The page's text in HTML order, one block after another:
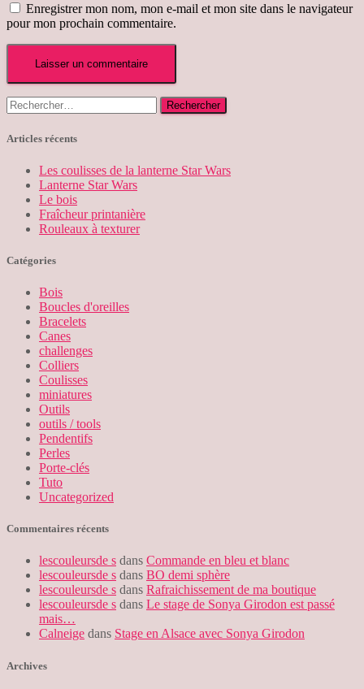
Enregistrer mon nom, mon e-mail et mon site dans le navigateur
pour mon prochain commentaire.
Rechercher :
Articles récents
Les coulisses de la lanterne Star Wars
Lanterne Star Wars
Le bois
Fraîcheur printanière
Rouleaux à texturer
Catégories
Bois
Boucles d'oreilles
Bracelets
Canes
challenges
Colliers
Coulisses
miniatures
Outils
outils / tools
Pendentifs
Perles
Porte-clés
Tuto
Uncategorized
Commentaires récents
lescouleursde s dans Commande en bleu et blanc
lescouleursde s dans BO demi sphère
lescouleursde s dans Rafraichissement de ma boutique
lescouleursde s dans Le stage de Sonya Girodon est passé
mais…
Calneige dans Stage en Alsace avec Sonya Girodon
Archives